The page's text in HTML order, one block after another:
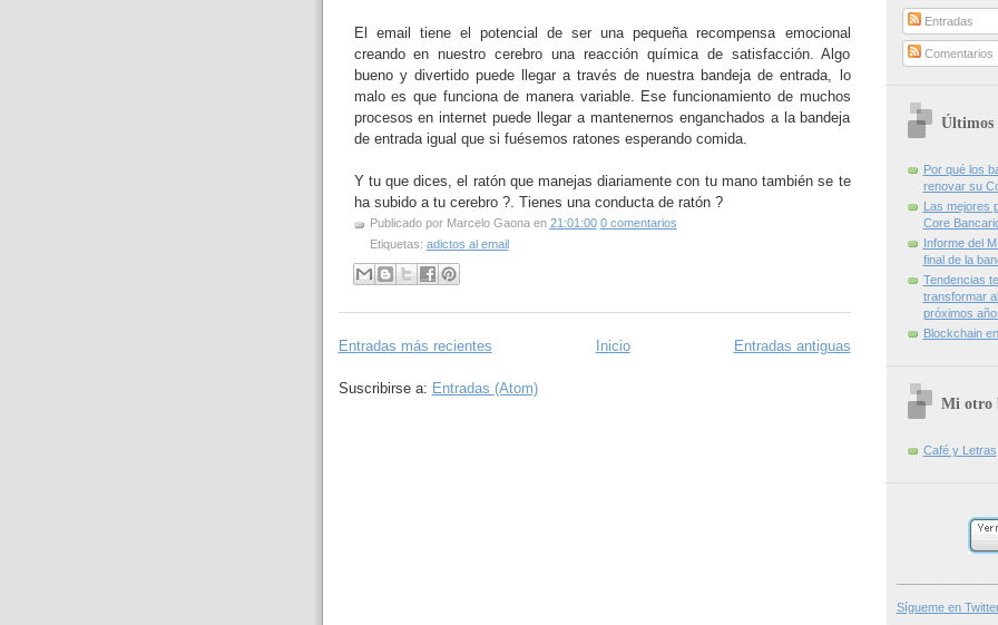
El email tiene el potencial de ser una pequeña recompensa emocional
creando en nuestro cerebro una reacción química de satisfacción. Algo
bueno y divertido puede llegar a través de nuestra bandeja de entrada, lo
malo es que funciona de manera variable. Ese funcionamiento de muchos
procesos en internet puede llegar a mantenernos enganchados a la bandeja
de entrada igual que si fuésemos ratones esperando comida.
Y tu que dices, el ratón que manejas diariamente con tu mano también se te
ha subido a tu cerebro ?. Tienes una conducta de ratón ?
Publicado por Marcelo Gaona en 21:01:00 0 comentarios
Etiquetas: adictos al email
Entradas más recientes Entradas antiguas
Inicio
Suscribirse a: Entradas (Atom)
Entradas
Comentarios
Últimos
Por qué los
renovar su
Las mejores
Core
Informe del
final de la
Tendencias
transformar
próximos
Blockchain
Mi otro
Café y Letras
Sígueme en